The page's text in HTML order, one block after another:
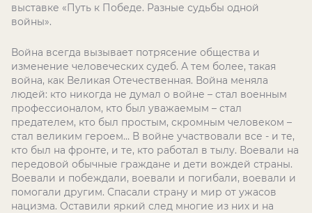
выставке «Путь к Победе. Разные судьбы одной
войны».
Война всегда вызывает потрясение общества и
изменение человеческих судеб. А тем более, такая
война, как Великая Отечественная. Война меняла
людей: кто никогда не думал о войне – стал военным
профессионалом, кто был уважаемым – стал
предателем, кто был простым, скромным человеком –
стал великим героем… В войне участвовали все - и те,
кто был на фронте, и те, кто работал в тылу. Воевали на
передовой обычные граждане и дети вождей страны.
Воевали и побеждали, воевали и погибали, воевали и
помогали другим. Спасали страну и мир от ужасов
нацизма. Оставили яркий след многие из них и на